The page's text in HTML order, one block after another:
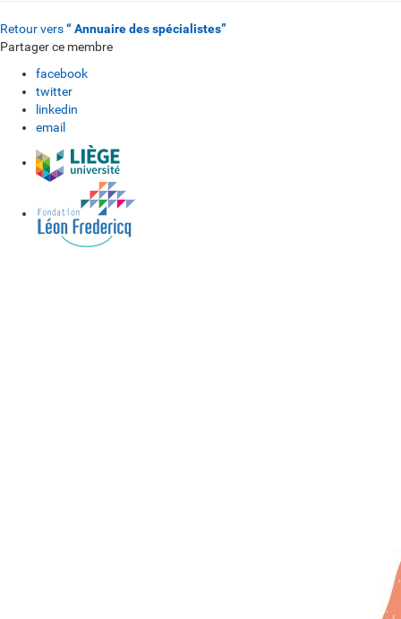
Retour vers“ Annuaire des spécialistes”
Partager ce membre
facebook
twitter
linkedin
email